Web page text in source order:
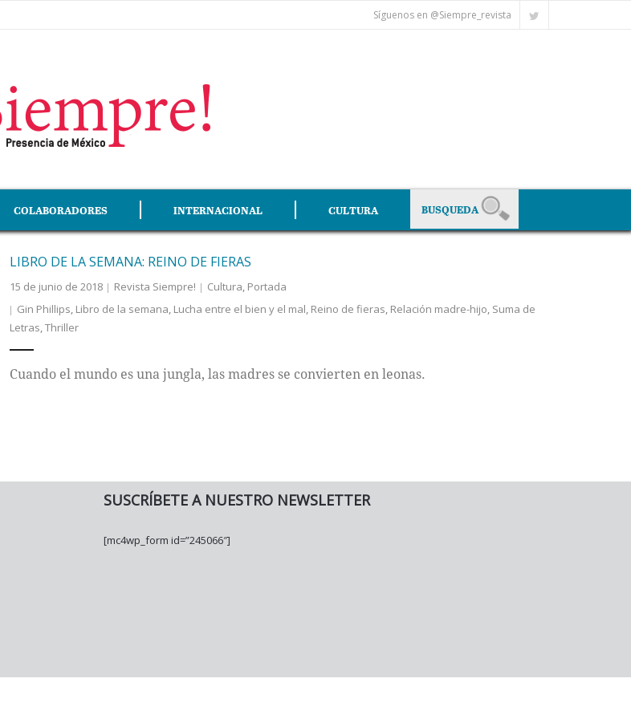
Síguenos en @Siempre_revista
COLABORADORES INTERNACIONAL CULTURA
LIBRO DE LA SEMANA: REINO DE FIERAS
15 de junio de 2018 Revista Siempre! Cultura, Portada
Gin Phillips, Libro de la semana, Lucha entre el bien y el mal, Reino de fieras, Relación madre-hijo, Suma de
Letras,Thriller
Cuando el mundo es una jungla, las madres se convierten en leonas.
SUSCRÍBETE A NUESTRO NEWSLETTER
[mc4wp_form id=”245066″]